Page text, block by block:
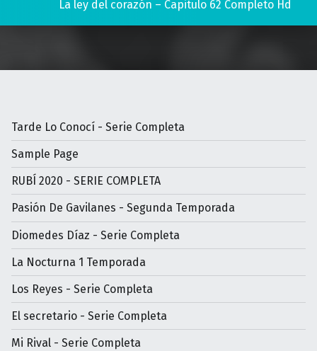
La ley del corazón – Capitulo 62 Completo Hd
Tarde Lo Conocí - Serie Completa
Sample Page
RUBÍ 2020 - SERIE COMPLETA
Pasión De Gavilanes - Segunda Temporada
Diomedes Díaz - Serie Completa
La Nocturna 1 Temporada
Los Reyes - Serie Completa
El secretario - Serie Completa
Mi Rival - Serie Completa